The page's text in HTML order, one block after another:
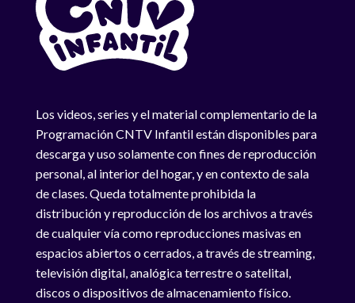
Los videos, series y el material complementario de la
Programación CNTV Infantil están disponibles para
descarga y uso solamente con fines de reproducción
personal, al interior del hogar, y en contexto de sala
de clases. Queda totalmente prohibida la
distribución y reproducción de los archivos a través
de cualquier vía como reproducciones masivas en
espacios abiertos o cerrados, a través de streaming,
televisión digital, analógica terrestre o satelital,
discos o dispositivos de almacenamiento físico.